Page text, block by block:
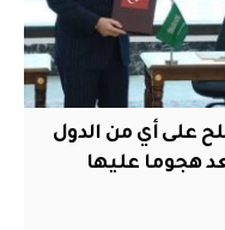
على أي من الدول
هجوما عليها